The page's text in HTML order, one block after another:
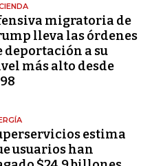
migratoria de
lleva las órdenes
deportación a su
más alto desde
estima
usuarios han